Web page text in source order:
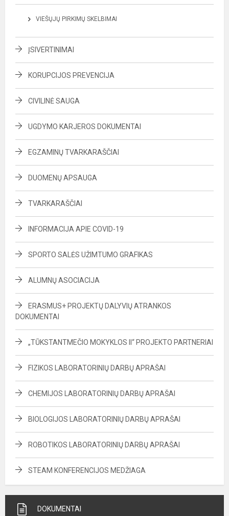
VIEŠŲJŲ PIRKIMŲ SKELBIMAI
ĮSIVERTINIMAI
KORUPCIJOS PREVENCIJA
CIVILINĖ SAUGA
UGDYMO KARJEROS DOKUMENTAI
EGZAMINŲ TVARKARAŠČIAI
DUOMENŲ APSAUGA
TVARKARAŠČIAI
INFORMACIJA APIE COVID-19
SPORTO SALĖS UŽIMTUMO GRAFIKAS
ALUMNŲ ASOCIACIJA
ERASMUS+ PROJEKTŲ DALYVIŲ ATRANKOS
DOKUMENTAI
„TŪKSTANTMEČIO MOKYKLOS II“ PROJEKTO PARTNERIAI
FIZIKOS LABORATORINIŲ DARBŲ APRAŠAI
CHEMIJOS LABORATORINIŲ DARBŲ APRAŠAI
BIOLOGIJOS LABORATORINIŲ DARBŲ APRAŠAI
ROBOTIKOS LABORATORINIŲ DARBŲ APRAŠAI
STEAM KONFERENCIJOS MEDŽIAGA
DOKUMENTAI